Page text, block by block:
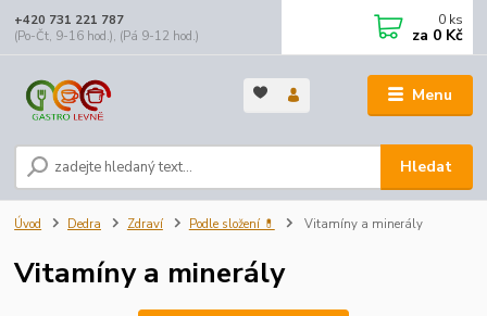
Menu
Hledat
+420 731 221 787
(Po-Čt, 9-16 hod.), (Pá 9-12 hod.)
0 ks
za 0 Kč
Úvod Dedra Zdraví Podle složení 💊 Vitamíny a minerály
Vitamíny a minerály